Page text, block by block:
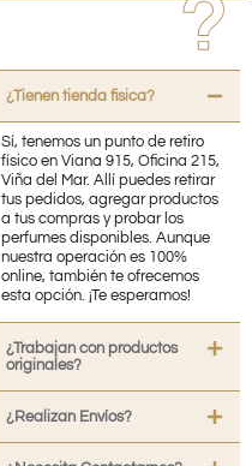
¿Tienen tienda fisica?
Sí, tenemos un punto de retiro
físico en Viana 915, Oficina 215,
Viña del Mar. Allí puedes retirar
tus pedidos, agregar productos
a tus compras y probar los
perfumes disponibles. Aunque
nuestra operación es 100%
online, también te ofrecemos
esta opción. ¡Te esperamos!
¿Trabajan con productos
originales?
¿Realizan Envíos?